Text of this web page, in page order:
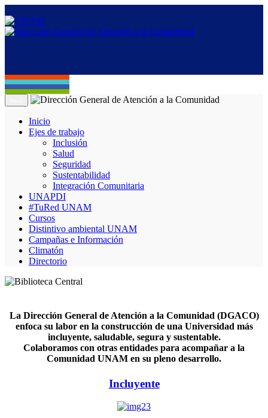
Inicio
Ejes de trabajo
Inclusión
Salud
Seguridad
Sustentabilidad
Integración Comunitaria
UNAPDI
#TuRed UNAM
Cursos
Distintivo ambiental UNAM
Campañas e Información
Climatón
Directorio
La Dirección General de Atención a la Comunidad (DGACO)
enfoca su labor en la construcción de una Universidad más
incluyente, saludable, segura y sustentable.
Colaboramos con otras entidades para acompañar a la
Comunidad UNAM en su pleno desarrollo.
Incluyente